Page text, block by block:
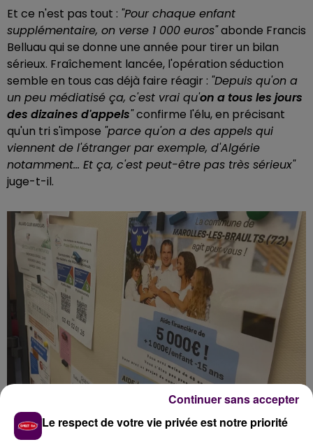
Et ce n'est pas tout : "Pour chaque enfant
supplémentaire, on verse 1 000 euros"abonde Francis
Belluau qui se donne une année pour tirer un bilan
sérieux. Fraîchement lancée, l'opération séduction
semble en tous cas déjà faire réagir : "Depuis qu'on a
un peu médiatisé ça, c'est vrai qu'on a tous les jours
des dizaines d'appels"confirme l'élu, en précisant
qu'un tri s'impose "parce qu'on a des appels qui
viennent de l'étranger par exemple, d'Algérie
notamment... Et ça, c'est peut-être pas très sérieux"
juge-t-il.
Le respect de votre vie privée est notre priorité
Continuer sans accepter